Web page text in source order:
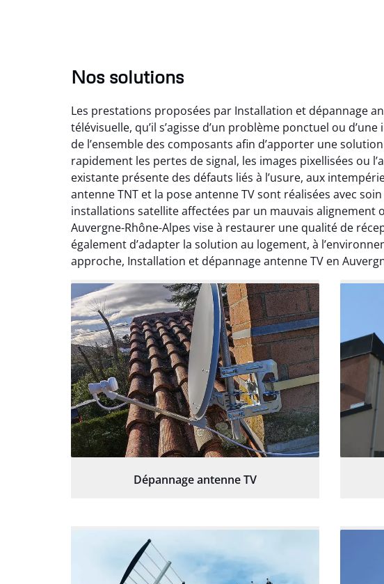
Nos solutions
Les prestations proposées par Installation et dépannage
télévisuelle, qu’il s’agisse d’un problème ponctuel ou
de l’ensemble des composants afin d’apporter une
rapidement les pertes de signal, les images pixellisées ou
existante présente des défauts liés à l’usure, aux
antenne TNT et la pose antenne TV sont réalisées avec
installations satellite affectées par un mauvais
Auvergne-Rhône-Alpes vise à restaurer une qualité de
également d’adapter la solution au logement, à
approche, Installation et dépannage antenne TV en
Dépannage antenne TV